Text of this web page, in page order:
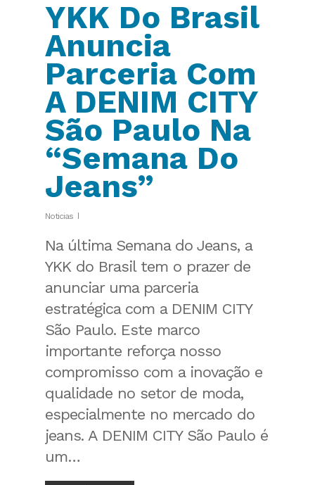
YKK Do Brasil
Anuncia
Parceria Com
A DENIM CITY
São Paulo Na
“Semana Do
Jeans”
Noticias
Na última Semana do Jeans, a
YKK do Brasil tem o prazer de
anunciar uma parceria
estratégica com a DENIM CITY
São Paulo. Este marco
importante reforça nosso
compromisso com a inovação e
qualidade no setor de moda,
especialmente no mercado do
jeans. A DENIM CITY São Paulo é
um…